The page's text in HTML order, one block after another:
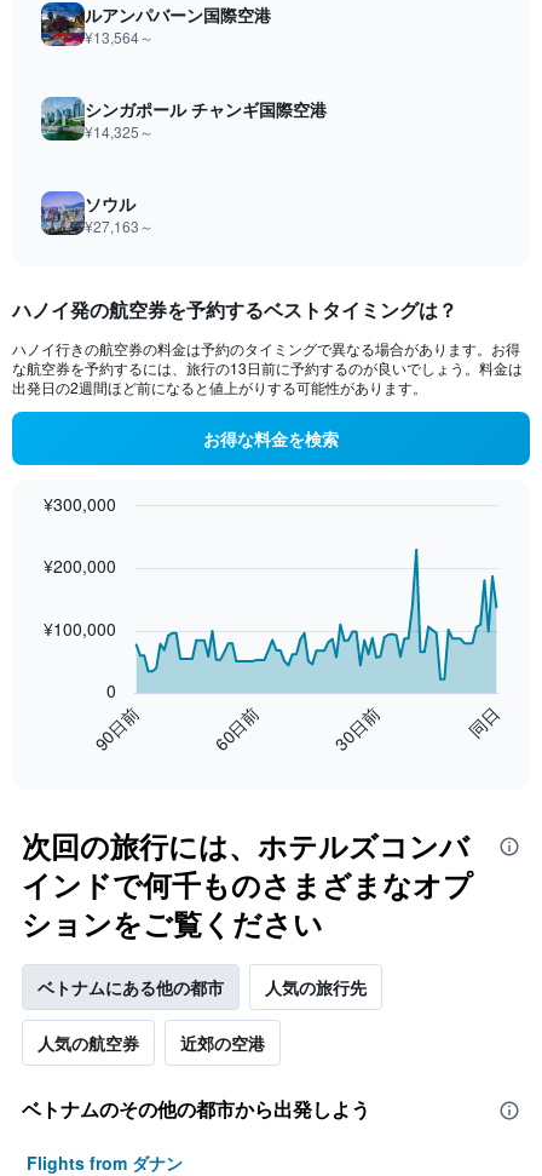
ルアンパバーン国際空港
¥13,564​～
シンガポール チャンギ国際空港
¥14,325​～
ソウル
¥27,163​～
ハノイ​発の航空券を予約するベストタイミングは？
ハノイ行きの航空券の料金は予約のタイミングで異なる場合があります。お得
な航空券を予約するには、旅行の13日前に予約するのが良いでしょう。料金は
出発日の2週間ほど前になると値上がりする可能性があります。
お得な料金を検索
91
Range:
91
categories.
The
chart
axis
displaying
values.
0
300000.
90日前 60日前 30日前 同日
0
¥100,000
¥200,000
¥300,000
次回の旅行には、ホテルズコンバ
インドで何千ものさまざまなオプ
ションをご覧ください
ベトナム​にある他の都市 人気の旅行先
人気の航空券 近郊の空港
​ベトナム​のその他の都市から出発しよう
Flights from ダナン